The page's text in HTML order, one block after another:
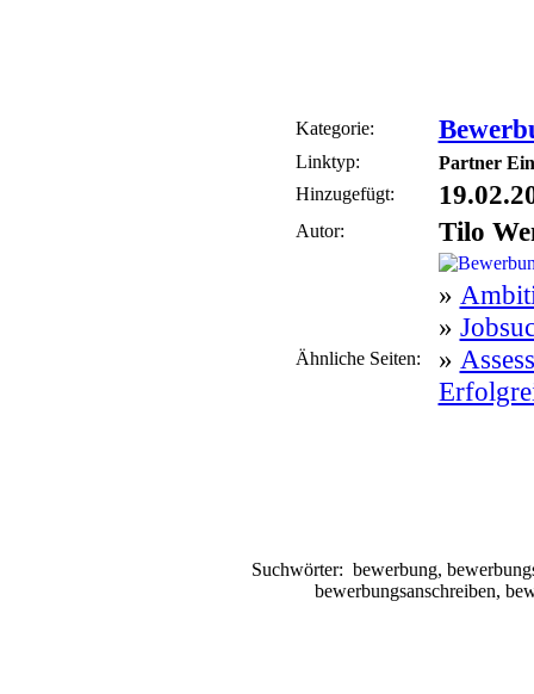
Kategorie:
Linktyp:
Partner
Hinzugefügt:
Autor: Tilo
Ähnliche Seiten:
»
»
»
Suchwörter: bewerbung,
bewerbungsanschreiben,